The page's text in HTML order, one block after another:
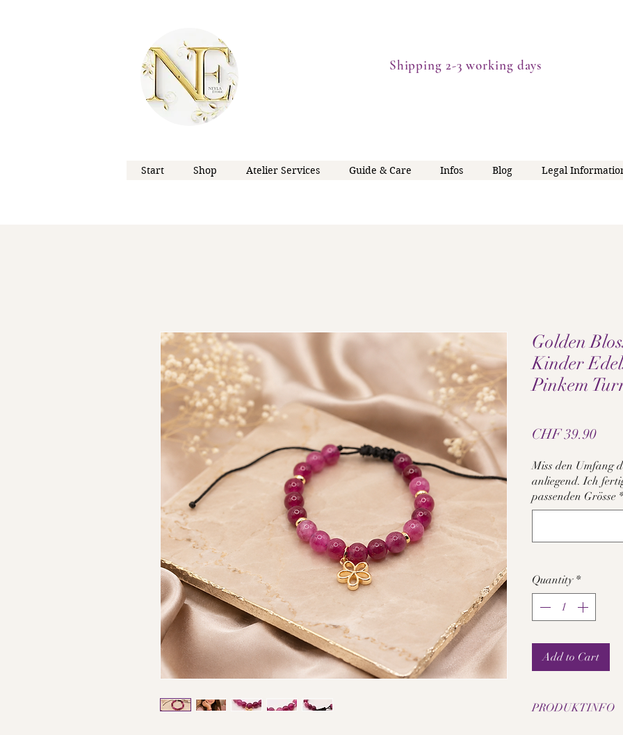
Shipping 2-3 working days
Start Shop Atelier Services Guide & Care Infos Blog Legal
Golden
Kinder
Pinkem
CHF 39.90Price
Miss den Umfang
anliegend. Ich
passenden Grösse *
Quantity *
Add to Cart
PRODUKTINFO